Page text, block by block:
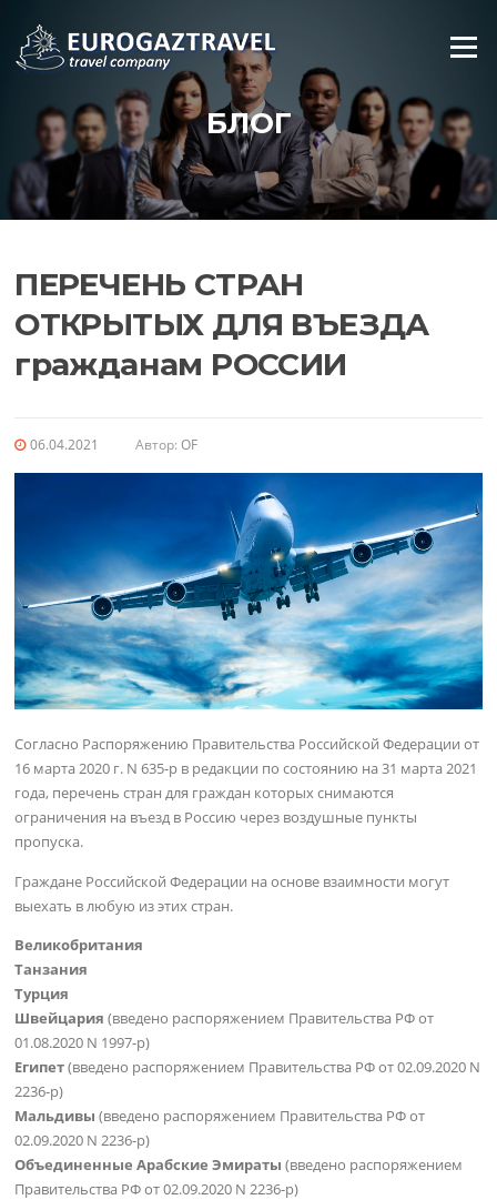
содержимому
Меню
БЛОГ
ПЕРЕЧЕНЬ СТРАН
ОТКРЫТЫХ ДЛЯ ВЪЕЗДА
гражданам РОССИИ
06.04.2021 Автор:OF
Согласно Распоряжению Правительства Российской Федерации от
16 марта 2020 г. N 635-р в редакции по состоянию на 31 марта 2021
года, перечень стран для граждан которых снимаются
ограничения на въезд в Россию через воздушные пункты
пропуска.
Граждане Российской Федерации на основе взаимности могут
выехать в любую из этих стран.
Великобритания
Танзания
Турция
Швейцария (введено распоряжением Правительства РФ от
01.08.2020 N 1997-р)
Египет(введено распоряжением Правительства РФ от 02.09.2020 N
2236-р)
Мальдивы (введено распоряжением Правительства РФ от
02.09.2020 N 2236-р)
Объединенные Арабские Эмираты (введено распоряжением
Правительства РФ от 02.09.2020 N 2236-р)